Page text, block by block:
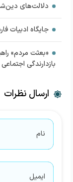
دلالت‌های
جایگاه ادبیات
«بعثت مردم»
بازدارندگی
ارسال نظرات